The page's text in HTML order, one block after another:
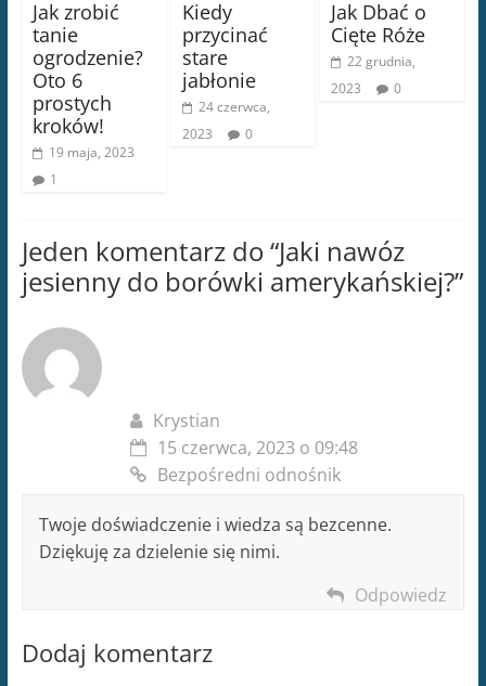
Jak zrobić
tanie
ogrodzenie?
Oto 6
prostych
kroków!
19 maja, 2023
1
Kiedy
przycinać
stare
jabłonie
24 czerwca,
2023
0
Jak Dbać o
Cięte Róże
22 grudnia,
2023
0
Jeden komentarz do “Jaki nawóz
jesienny do borówki amerykańskiej?”
Krystian
15 czerwca, 2023 o 09:48
Bezpośredni odnośnik
Twoje doświadczenie i wiedza są bezcenne.
Dziękuję za dzielenie się nimi.
Odpowiedz
Dodaj komentarz